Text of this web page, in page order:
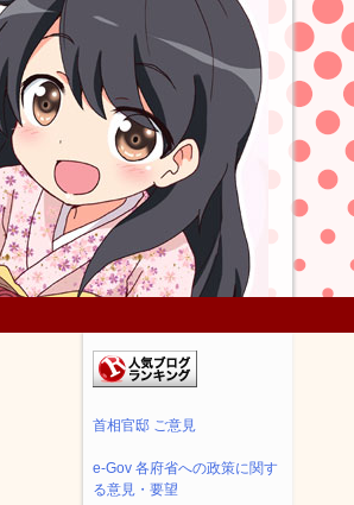
首相官邸 ご意見
e-Gov 各府省への政策に関す
る意見・要望